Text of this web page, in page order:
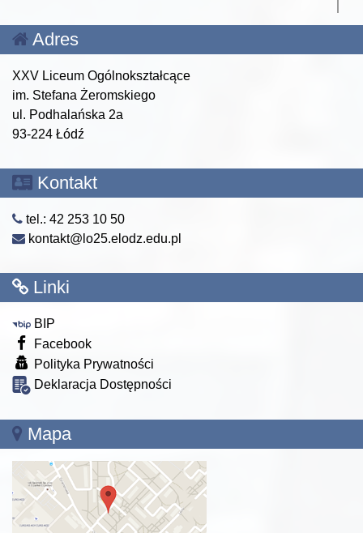
Adres
XXV Liceum Ogólnokształcące
im. Stefana Żeromskiego
ul. Podhalańska 2a
93-224 Łódź
Kontakt
tel.: 42 253 10 50
kontakt@lo25.elodz.edu.pl
Linki
BIP
Facebook
Polityka Prywatności
Deklaracja Dostępności
Mapa